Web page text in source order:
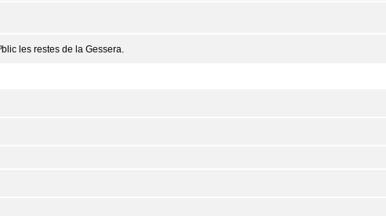
les restes de la Gessera.